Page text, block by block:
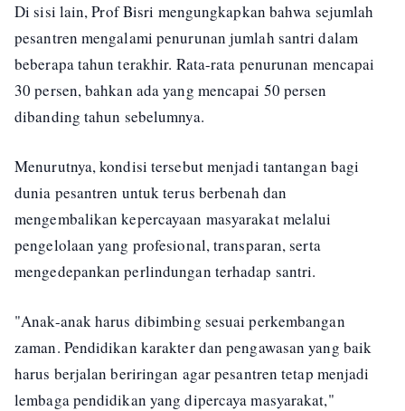
Di sisi lain, Prof Bisri mengungkapkan bahwa sejumlah
pesantren mengalami penurunan jumlah santri dalam
beberapa tahun terakhir. Rata-rata penurunan mencapai
30 persen, bahkan ada yang mencapai 50 persen
dibanding tahun sebelumnya.
Menurutnya, kondisi tersebut menjadi tantangan bagi
dunia pesantren untuk terus berbenah dan
mengembalikan kepercayaan masyarakat melalui
pengelolaan yang profesional, transparan, serta
mengedepankan perlindungan terhadap santri.
"Anak-anak harus dibimbing sesuai perkembangan
zaman. Pendidikan karakter dan pengawasan yang baik
harus berjalan beriringan agar pesantren tetap menjadi
lembaga pendidikan yang dipercaya masyarakat,"